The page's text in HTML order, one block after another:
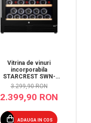
Vitrina de vinuri
incorporabila
STARCREST SWN-
13851DZ , 138L, 51
sticle, Rafturi lemn de
fag, 2 zone de racire,
Control electronic,
Display, Iluminat
interior LED, H 82 cm,
3.299,90 RON
2.399,90 RON
ADAUGA IN COS